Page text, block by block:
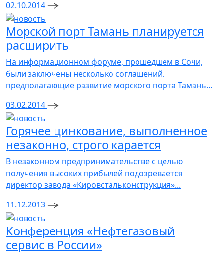
02.10.2014
Морской порт Тамань планируется
расширить
На информационном форуме, прошедшем в Сочи,
были заключены несколько соглашений,
предполагающие развитие морского порта Тамань...
03.02.2014
Горячее цинкование, выполненное
незаконно, строго карается
В незаконном предпринимательстве с целью
получения высоких прибылей подозревается
директор завода «Кировстальконструкция»...
11.12.2013
Конференция «Нефтегазовый
сервис в России»